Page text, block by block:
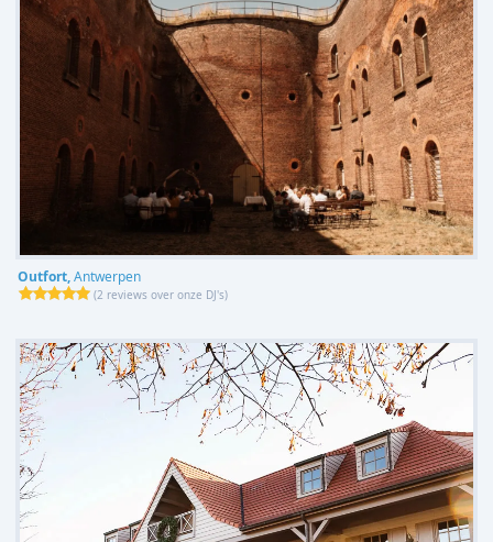
Outfort,Antwerpen
(2 reviews over onze DJ's)